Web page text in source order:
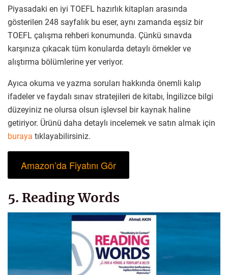
Piyasadaki en iyi TOEFL hazırlık kitapları arasında
gösterilen 248 sayfalık bu eser, aynı zamanda eşsiz bir
TOEFL çalışma rehberi konumunda. Çünkü sınavda
karşınıza çıkacak tüm konularda detaylı örnekler ve
alıştırma bölümlerine yer veriyor.
Ayıca okuma ve yazma soruları hakkında önemli kalıp
ifadeler ve faydalı sınav stratejileri de kitabı, İngilizce bilgi
düzeyiniz ne olursa olsun işlevsel bir kaynak haline
getiriyor. Ürünü daha detaylı incelemek ve satın almak için
buraya tıklayabilirsiniz.
Amazon’da Fiyatını Gör
5. Reading Words